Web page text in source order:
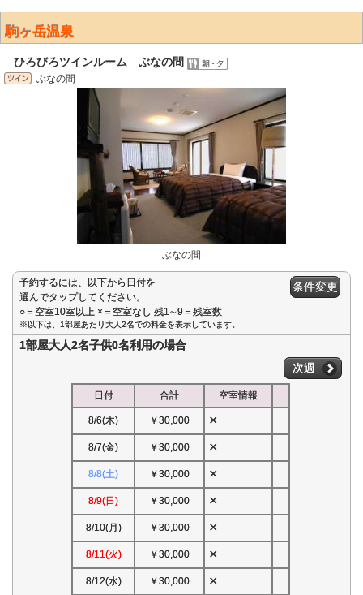
駒ヶ岳温泉
ひろびろツインルーム ぶなの間
ぶなの間
ぶなの間
予約するには、以下から日付を
選んでタップしてください。
○＝空室10室以上 ×＝空室なし 残1∼9＝残室数
条件変更
※以下は、1部屋あたり大人2名での料金を表示しています。
1部屋大人2名子供0名利用の場合
次週
日付 合計 空室情報
8/6(木) ￥30,000 ×
8/7(金) ￥30,000 ×
8/8(土) ￥30,000 ×
8/9(日) ￥30,000 ×
8/10(月) ￥30,000 ×
8/11(火) ￥30,000 ×
8/12(水) ￥30,000 ×